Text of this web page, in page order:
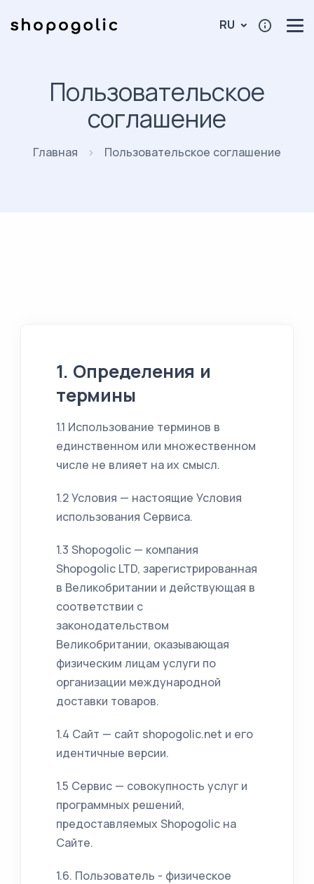
RU
Пользовательское
соглашение
Главная Пользовательское соглашение
1. Определения и
термины
1.1 Использование терминов в
единственном или множественном
числе не влияет на их смысл.
1.2 Условия — настоящие Условия
использования Сервиса.
1.3 Shopogolic — компания
Shopogolic LTD, зарегистрированная
в Великобритании и действующая в
соответствии с
законодательством
Великобритании, оказывающая
физическим лицам услуги по
организации международной
доставки товаров.
1.4 Сайт — сайт shopogolic.net и его
идентичные версии.
1.5 Сервис — совокупность услуг и
программных решений,
предоставляемых Shopogolic на
Сайте.
1.6. Пользователь - физическое